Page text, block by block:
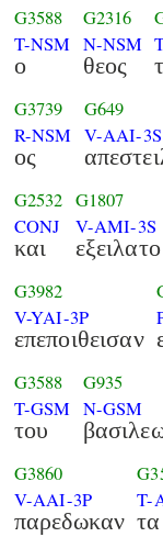
G3588
T-NSM
ο
G2316
N-NSM
θεος
G3739
R-NSM
ος
G649
V-AAI-3S
G2532
CONJ
και
G1807
V-AMI-3S
εξειλατο
G3982
V-YAI-3P
επεποιθεισαν
G3588
T-GSM
του
G935
N-GSM
G3860
V-AAI-3P
παρεδωκαν
T-
τα